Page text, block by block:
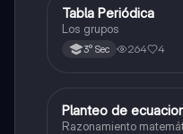
Química
Tabla Periódica
Los grupos
3° Sec 264 4
Matemáticas
Planteo de
Razonamiento